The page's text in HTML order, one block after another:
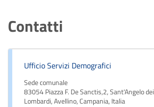
Contatti
Ufficio Servizi Demografici
Sede comunale
83054 Piazza F. De Sanctis,2, Sant'Angelo dei
Lombardi, Avellino, Campania, Italia